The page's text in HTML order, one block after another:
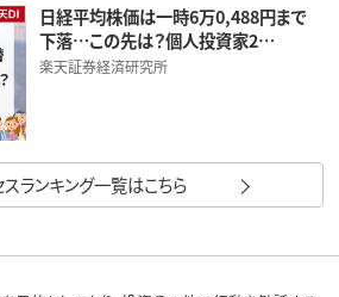
日経平均株価は一時6万0,488円まで
下落…この先は？個人投資家2…
楽天証券経済研究所
ランキング一覧はこちら